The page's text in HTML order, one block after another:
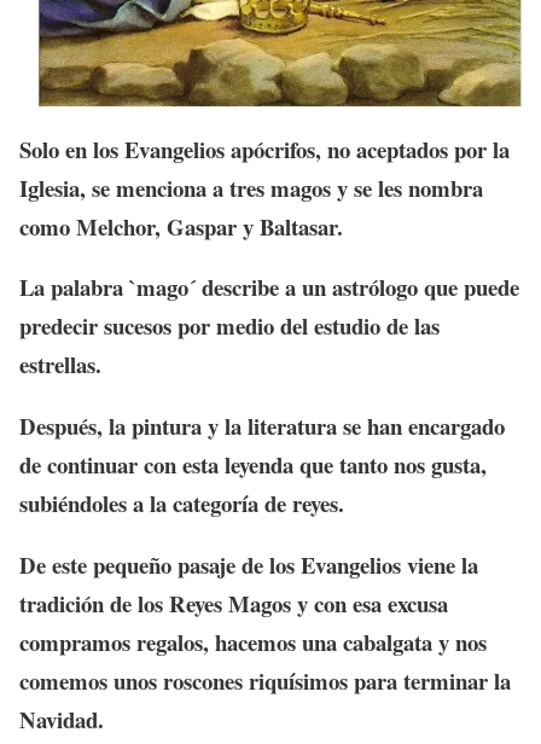
Solo en los Evangelios apócrifos, no aceptados por la
Iglesia, se menciona a tres magos y se les nombra
como Melchor, Gaspar y Baltasar.
La palabra `mago´ describe a un astrólogo que puede
predecir sucesos por medio del estudio de las
estrellas.
Después, la pintura y la literatura se han encargado
de continuar con esta leyenda que tanto nos gusta,
subiéndoles a la categoría de reyes.
De este pequeño pasaje de los Evangelios viene la
tradición de los Reyes Magos y con esa excusa
compramos regalos, hacemos una cabalgata y nos
comemos unos roscones riquísimos para terminar la
Navidad.